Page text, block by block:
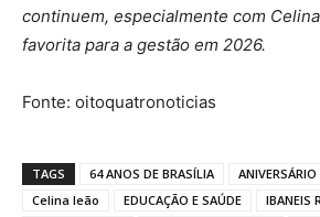
continuem, especialmente com
favorita para a gestão em 2026.
Fonte: oitoquatronoticias
TAGS 64 ANOS DE BRASÍLIA
Celina leão
EDUCAÇÃO E SAÚDE
IBANEIS